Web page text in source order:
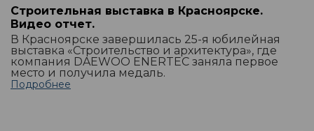
Строительная выставка в Красноярске.
Видео отчет.
В Красноярске завершилась 25-я юбилейная
выставка «Строительство и архитектура», где
компания DAEWOO ENERTEC заняла первое
место и получила медаль.
Подробнее